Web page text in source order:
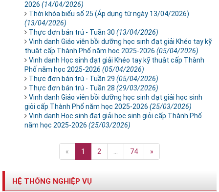
2026 (14/04/2026)
Thời khóa biểu số 25 (Áp dụng từ ngày 13/04/2026)
(13/04/2026)
Thực đơn bán trú - Tuần 30 (13/04/2026)
Vinh danh Giáo viên bồi dưỡng học sinh đạt giải Khéo tay kỹ
thuật cấp Thành Phố năm học 2025-2026 (05/04/2026)
Vinh danh Học sinh đạt giải Khéo tay kỹ thuật cấp Thành
Phố năm học 2025-2026 (05/04/2026)
Thực đơn bán trú - Tuần 29 (05/04/2026)
Thực đơn bán trú - Tuần 28 (29/03/2026)
Vinh danh Giáo viên bồi dưỡng học sinh đạt giải học sinh
giỏi cấp Thành Phố năm học 2025-2026 (25/03/2026)
Vinh danh Học sinh đạt giải học sinh giỏi cấp Thành Phố
năm học 2025-2026 (25/03/2026)
« 1 2 74 »
HỆ THỐNG NGHIỆP VỤ